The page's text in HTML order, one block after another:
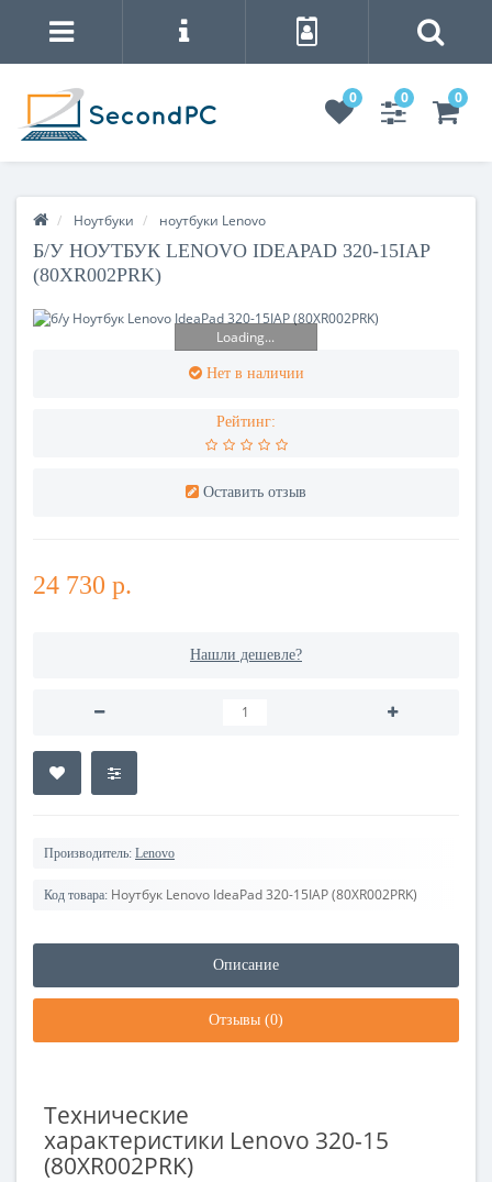
0 0 0
Ноутбуки ноутбуки Lenovo
Б/У НОУТБУК LENOVO IDEAPAD 320-15IAP
(80XR002PRK)
Loading...
Нет в наличии
Рейтинг:
Оставить отзыв
24 730 р.
Нашли дешевле?
Производитель: Lenovo
Код товара: Ноутбук Lenovo IdeaPad 320-15IAP (80XR002PRK)
Описание
Отзывы (0)
Технические
характеристики Lenovo 320-15
(80XR002PRK)